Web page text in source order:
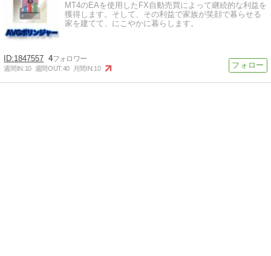
MT4のEAを使用したFX自動売買によって継続的な利益を
獲得します。そして、その利益で家族が笑顔で暮らせる
家を建てて、にこやかに暮らします。
1847557 4
週間IN:10 週間OUT:40 月間IN:10